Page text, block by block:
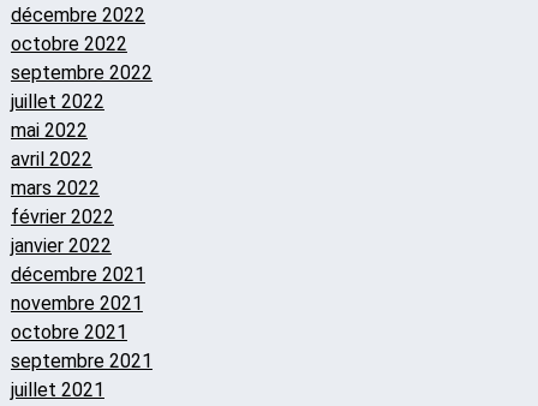
décembre 2022
octobre 2022
septembre 2022
juillet 2022
mai 2022
avril 2022
mars 2022
février 2022
janvier 2022
décembre 2021
novembre 2021
octobre 2021
septembre 2021
juillet 2021